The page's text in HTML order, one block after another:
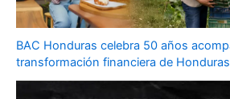
BAC Honduras celebra 50 años
transformación financiera de Honduras